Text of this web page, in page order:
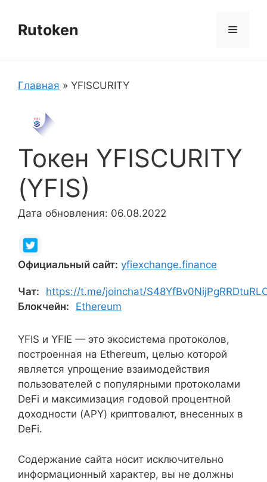
содержимому
Rutoken Меню
Главная » YFISCURITY
Токен YFISCURITY
(YFIS)
Дата обновления: 06.08.2022
Официальный сайт: yfiexchange.finance
Чат:
https://t.me/joinchat/
Блокчейн:
Ethereum
YFIS и YFIE — это экосистема протоколов,
построенная на Ethereum, целью которой
является упрощение взаимодействия
пользователей с популярными протоколами
DeFi и максимизация годовой процентной
доходности (APY) криптовалют, внесенных в
DeFi.
Содержание сайта носит исключительно
информационный характер, вы не должны